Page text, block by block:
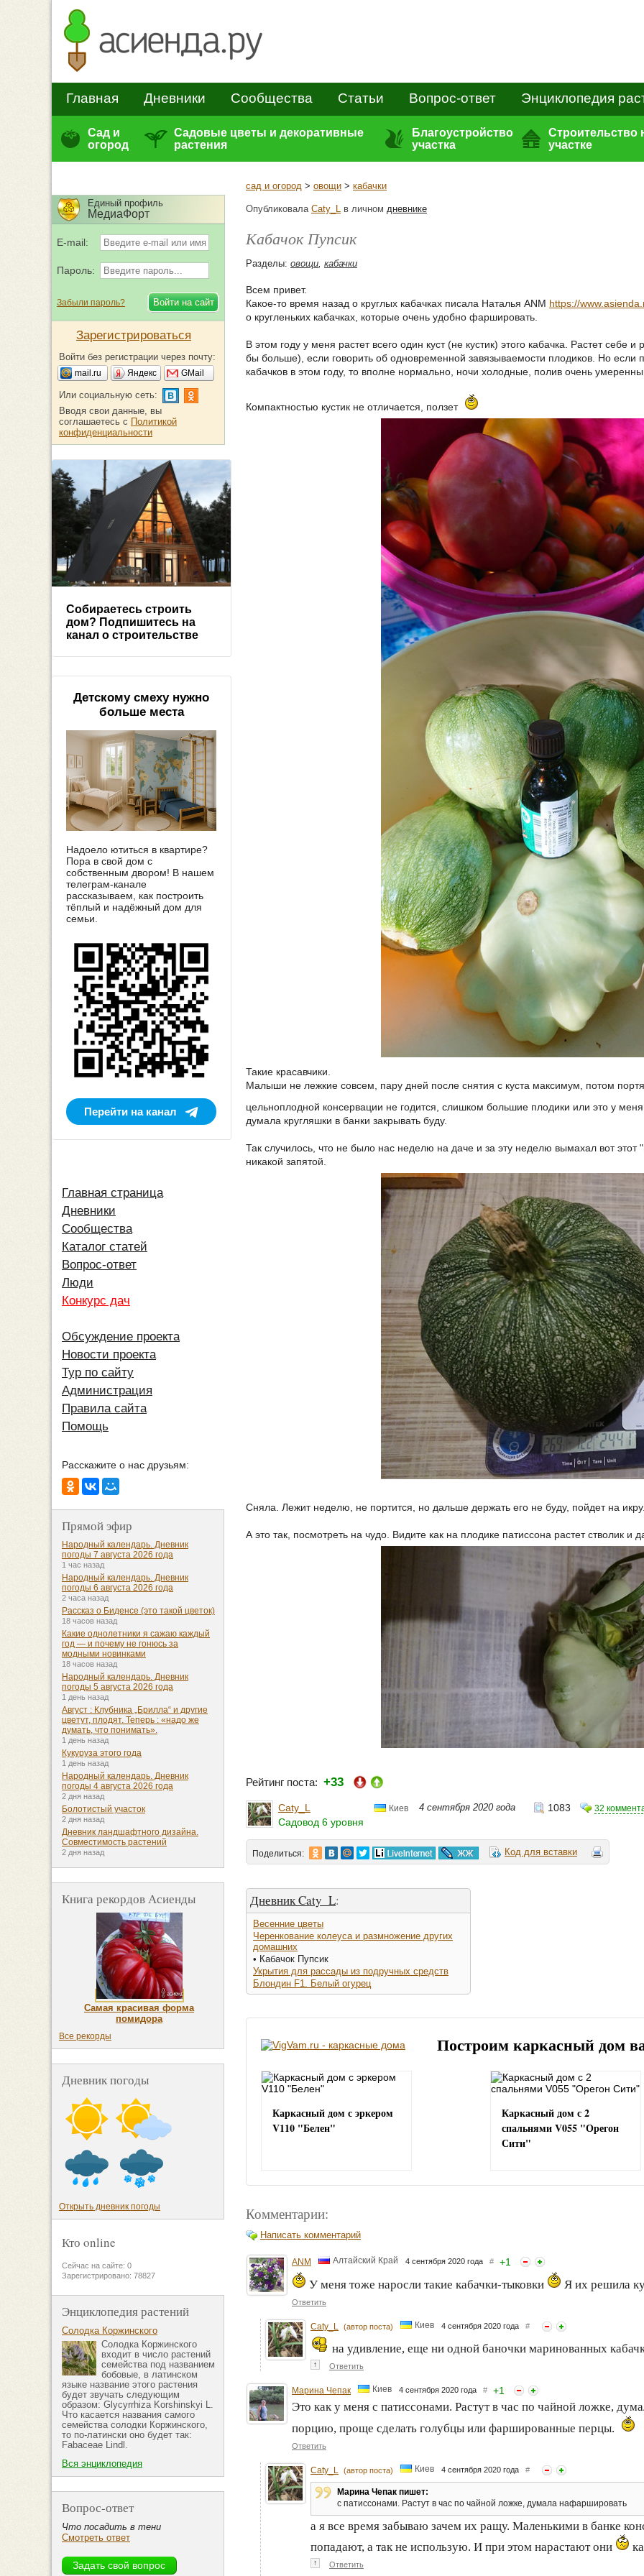
Главная Дневники Сообщества Статьи Вопрос-ответ Энциклопедия
Сад и
огород
Садовые цветы и декоративные
растения
Благоустройство
участка
Строительство
участке
сад и огород > овощи > кабачки
Опубликовала Caty_L в личном дневнике
Кабачок Пупсик
Разделы: овощи, кабачки
Всем привет.
Какое-то время назад о круглых кабачках писала Наталья ANM https://
о кругленьких кабачках, которые очень удобно фаршировать.
В этом году у меня растет всего один куст (не кустик) этого кабачка. Растет себе
бы больше), если говорить об одновременной завязываемости плодиков. Но если
кабачков в этом году, то вполне нормально, ночи холодные, полив очень
Компактностью кустик не отличается, ползет
Такие красавчики.
Малыши не лежкие совсем, пару дней после снятия с куста максимум, потом
цельноплодной консервации не годится, слишком большие плодики или это у
думала кругляшки в банки закрывать буду.
Так случилось, что не было нас неделю на даче и за эту неделю вымахал вот
никакой запятой.
Сняла. Лежит неделю, не портится, но дальше держать его не буду, пойдет на
А это так, посмотреть на чудо. Видите как на плодике патиссона растет стволик и
Рейтинг поста: +33
Caty_L
Садовод 6 уровня
Киев 4 сентября 2020 года 1083 32
Поделиться: Код для вставки
Дневник Caty_L:
Весенние цветы
Черенкование колеуса и размножение других
домашних
• Кабачок Пупсик
Укрытия для рассады из подручных средств
Блондин F1. Белый огурец
Построим каркасный дом
Каркасный дом с эркером
V110 "Белен"
Каркасный дом с 2
спальнями V055 "Орегон
Сити"
Комментарии:
Написать комментарий
ANM Алтайский Край 4 сентября 2020 года # +1
У меня тоже наросли такие кабачки-тыковки Я их решила
Ответить
Caty_L (автор поста) Киев 4 сентября 2020 года #
на удивление, еще ни одной баночки маринованных
↑ Ответить
Марина Чепак Киев 4 сентября 2020 года # +1
Это как у меня с патиссонами. Растут в час по чайной ложке,
порцию, проще сделать голубцы или фаршированные перцы.
Ответить
Caty_L (автор поста) Киев 4 сентября 2020 года #
Марина Чепак пишет:
с патиссонами. Растут в час по чайной ложке, думала нафаршировать
а я все время забываю зачем их ращу. Маленькими в банке
попадают, а так не использую. И при этом нарастают они
↑ Ответить
Единый профиль
МедиаФорт
E-mail:
Пароль:
Забыли пароль?
Зарегистрироваться
Войти без регистрации через почту:
mail.ru Яндекс GMail
Или социальную сеть:
Вводя свои данные, вы
соглашаетесь с Политикой
конфиденциальности
Собираетесь строить
дом? Подпишитесь на
канал о строительстве
Детскому смеху нужно
больше места
Надоело ютиться в квартире?
Пора в свой дом с
собственным двором! В нашем
телеграм-канале
рассказываем, как построить
тёплый и надёжный дом для
семьи.
Перейти на канал
Главная страница
Дневники
Сообщества
Каталог статей
Вопрос-ответ
Люди
Конкурс дач
Обсуждение проекта
Новости проекта
Тур по сайту
Администрация
Правила сайта
Помощь
Расскажите о нас друзьям:
Прямой эфир
Народный календарь. Дневник
погоды 7 августа 2026 года
1 час назад
Народный календарь. Дневник
погоды 6 августа 2026 года
2 часа назад
Рассказ о Биденсе (это такой цветок)
18 часов назад
Какие однолетники я сажаю каждый
год — и почему не гонюсь за
модными новинками
18 часов назад
Народный календарь. Дневник
погоды 5 августа 2026 года
1 день назад
Август : Клубника „Брилла“ и другие
цветут, плодят. Теперь : «надо же
думать, что понимать».
1 день назад
Кукуруза этого года
1 день назад
Народный календарь. Дневник
погоды 4 августа 2026 года
2 дня назад
Болотистый участок
2 дня назад
Дневник ландшафтного дизайна.
Совместимость растений
2 дня назад
Книга рекордов Асиенды
Самая красивая форма
помидора
Все рекорды
Дневник погоды
Открыть дневник погоды
Кто online
Сейчас на сайте: 0
Зарегистрировано: 78827
Энциклопедия растений
Солодка Коржинского
Солодка Коржинского
входит в число растений
семейства под названием
бобовые, в латинском
языке название этого растения
будет звучать следующим
образом: Glycyrrhiza Korshinskyi L.
Что касается названия самого
семейства солодки Коржинского,
то по-латински оно будет так:
Fabaceae Lindl.
Вся энциклопедия
Вопрос-ответ
Что посадить в тени
Смотреть ответ